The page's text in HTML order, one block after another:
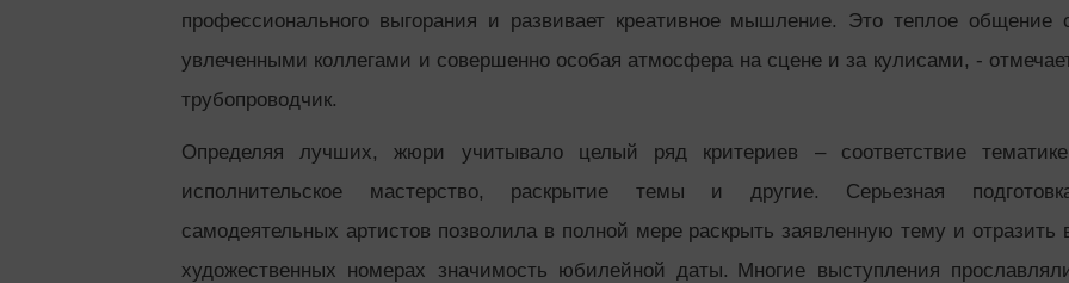
профессионального выгорания и развивает креативное мышление. Это теплое общение
увлеченными коллегами и совершенно особая атмосфера на сцене и за кулисами, -
трубопроводчик.
Определяя лучших, жюри учитывало целый ряд критериев – соответствие
исполнительское мастерство, раскрытие темы и другие. Серьезная
самодеятельных артистов позволила в полной мере раскрыть заявленную тему и отразить
художественных номерах значимость юбилейной даты. Многие выступления